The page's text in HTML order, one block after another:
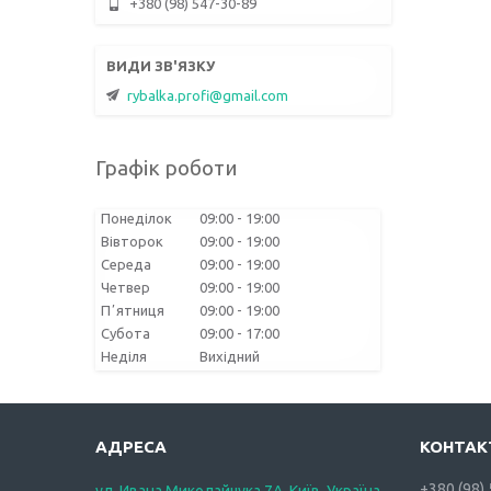
rybalka.profi@gmail.com
Графік роботи
Понеділок 09:00
19:00
Вівторок
09:00
19:00
Середа
09:00
19:00
Четвер
09:00
19:00
Пʼятниця
09:00
19:00
Субота
09:00
17:00
Неділя
Вихідний